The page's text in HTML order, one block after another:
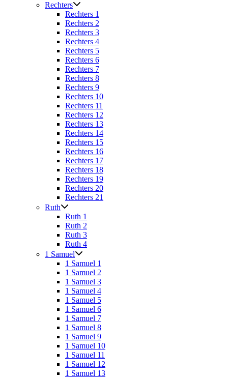
Rechters
Rechters 1
Rechters 2
Rechters 3
Rechters 4
Rechters 5
Rechters 6
Rechters 7
Rechters 8
Rechters 9
Rechters 10
Rechters 11
Rechters 12
Rechters 13
Rechters 14
Rechters 15
Rechters 16
Rechters 17
Rechters 18
Rechters 19
Rechters 20
Rechters 21
Ruth
Ruth 1
Ruth 2
Ruth 3
Ruth 4
1 Samuel
1 Samuel 1
1 Samuel 2
1 Samuel 3
1 Samuel 4
1 Samuel 5
1 Samuel 6
1 Samuel 7
1 Samuel 8
1 Samuel 9
1 Samuel 10
1 Samuel 11
1 Samuel 12
1 Samuel 13